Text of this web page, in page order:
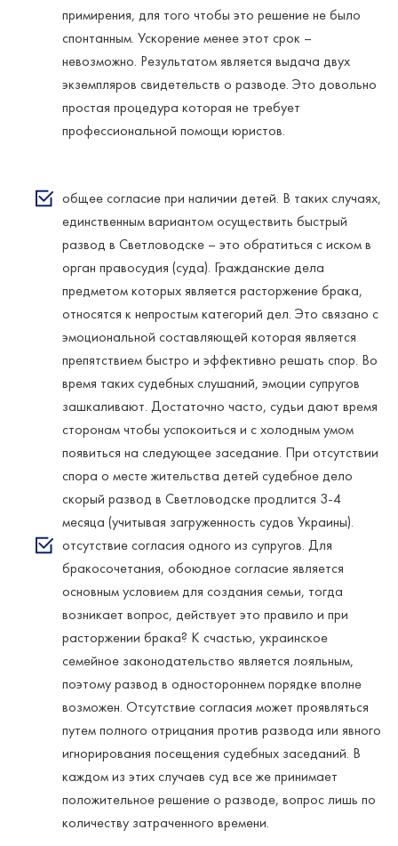
примирения, для того чтобы это решение не было
спонтанным. Ускорение менее этот срок –
невозможно. Результатом является выдача двух
экземпляров свидетельств о разводе. Это довольно
простая процедура которая не требует
профессиональной помощи юристов.
общее согласие при наличии детей. В таких случаях,
единственным вариантом осуществить быстрый
развод в Светловодске – это обратиться с иском в
орган правосудия (суда). Гражданские дела
предметом которых является расторжение брака,
относятся к непростым категорий дел. Это связано с
эмоциональной составляющей которая является
препятствием быстро и эффективно решать спор. Во
время таких судебных слушаний, эмоции супругов
зашкаливают. Достаточно часто, судьи дают время
сторонам чтобы успокоиться и с холодным умом
появиться на следующее заседание. При отсутствии
спора о месте жительства детей судебное дело
скорый развод в Светловодске продлится 3-4
месяца (учитывая загруженность судов Украины).
отсутствие согласия одного из супругов. Для
бракосочетания, обоюдное согласие является
основным условием для создания семьи, тогда
возникает вопрос, действует это правило и при
расторжении брака? К счастью, украинское
семейное законодательство является лояльным,
поэтому развод в одностороннем порядке вполне
возможен. Отсутствие согласия может проявляться
путем полного отрицания против развода или явного
игнорирования посещения судебных заседаний. В
каждом из этих случаев суд все же принимает
положительное решение о разводе, вопрос лишь по
количеству затраченного времени.